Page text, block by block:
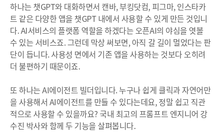
하나는 챗GPT와 대화하면서 캔바, 부킹닷컴, 피그마, 인스타카
트 같은 다양한 앱을 챗GPT 내에서 사용할 수 있게 만든 것입니
다. AI서비스의 플랫폼 역할을 하겠다는 오픈AI의 야심을 엿볼
수 있는 서비스죠. 그런데 막상 써보면, 아직 갈 길이 멀었다는 판
단이 듭니다. 사용성 면에서 기존 앱을 사용하는 것보다 오히려
더 불편하기 때문이죠.
또 하나는 AI에이전트 빌더입니다. 누구나 쉽게 클릭과 자연어만
을 사용해서 AI에이전트를 만들 수 있다는데요, 정말 쉽고 직관
적으로 사용할 수 있을까요? 국내 최고의 프롬프트 엔지니어 강
수진 박사와 함께 두 기능을 살펴봅니다.